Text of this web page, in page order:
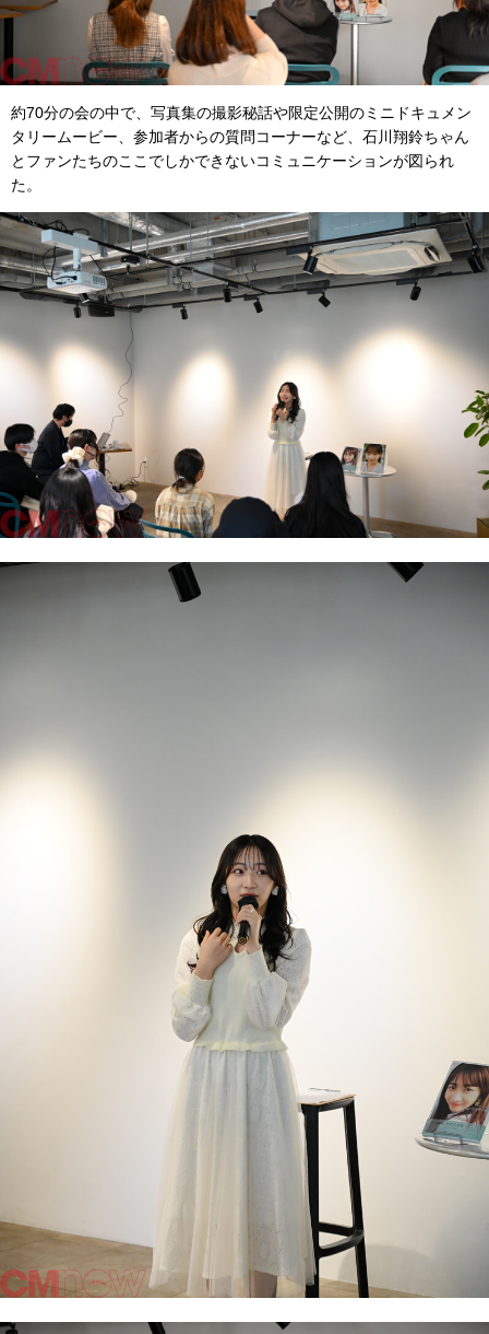
約70分の会の中で、写真集の撮影秘話や限定公開のミニドキュメン
タリームービー、参加者からの質問コーナーなど、石川翔鈴ちゃん
とファンたちのここでしかできないコミュニケーションが図られ
た。